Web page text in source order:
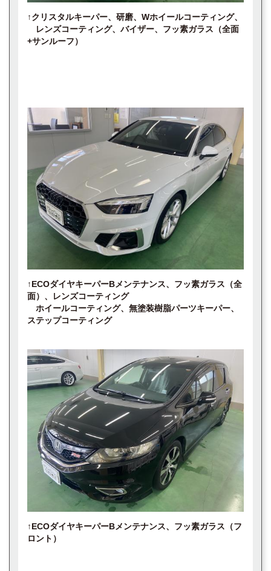
↑クリスタルキーパー、研磨、Wホイールコーティング、
レンズコーティング、バイザー、フッ素ガラス（全面
+サンルーフ）
↑ECOダイヤキーパーBメンテナンス、フッ素ガラス（全
面）、レンズコーティング
ホイールコーティング、無塗装樹脂パーツキーパー、
ステップコーティング
↑ECOダイヤキーパーBメンテナンス、フッ素ガラス（フ
ロント）